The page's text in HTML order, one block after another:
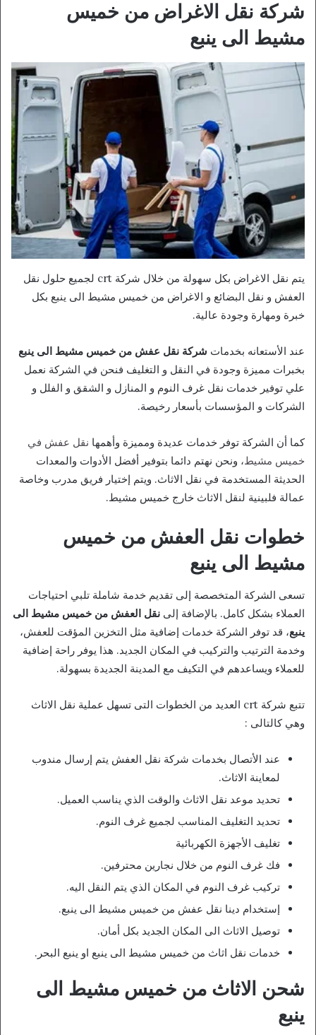
شركة نقل الاغراض من خميس
مشيط الى ينبع
يتم نقل الاغراض بكل سهولة من خلال شركة crt لجميع حلول نقل
العفش و نقل البضائع و الاغراض من خميس مشيط الى ينبع بكل
خبرة ومهارة وجودة عالية.
عند الأستعانه بخدمات شركة نقل عفش من خميس مشيط الى ينبع
بخبرات مميزة وجودة في النقل و التغليف فنحن في الشركة نعمل
علي توفير خدمات نقل غرف النوم و المنازل و الشقق و الفلل و
الشركات و المؤسسات بأسعار رخيصة.
كما أن الشركة توفر خدمات عديدة ومميزة وأهمها نقل عفش في
خميس مشيط، ونحن نهتم دائما بتوفير أفضل الأدوات والمعدات
الحديثة المستخدمة في نقل الاثاث. ويتم إختيار فريق مدرب وخاصة
عمالة فلبينية لنقل الاثاث خارج خميس مشيط.
خطوات نقل العفش من خميس
مشيط الى ينبع
تسعى الشركة المتخصصة إلى تقديم خدمة شاملة تلبي احتياجات
العملاء بشكل كامل. بالإضافة إلى نقل العفش من خميس مشيط الى
ينبع، قد توفر الشركة خدمات إضافية مثل التخزين المؤقت للعفش،
وخدمة الترتيب والتركيب في المكان الجديد. هذا يوفر راحة إضافية
للعملاء ويساعدهم في التكيف مع المدينة الجديدة بسهولة.
تتبع شركة crt العديد من الخطوات التى تسهل عملية نقل الاثاث
وهي كالتالى :
عند الأتصال بخدمات شركة نقل العفش يتم إرسال مندوب
لمعاينة الاثاث.
تحديد موعد نقل الاثاث والوقت الذي يناسب العميل.
تحديد التغليف المناسب لجميع غرف النوم.
تغليف الأجهزة الكهربائية
فك غرف النوم من خلال نجارين محترفين.
تركيب غرف النوم في المكان الذي يتم النقل اليه.
إستخدام دينا نقل عفش من خميس مشيط الى ينبع.
توصيل الاثاث الى المكان الجديد بكل أمان.
خدمات نقل اثاث من خميس مشيط الى ينبع او ينبع البحر.
شحن الاثاث من خميس مشيط الى
ينبع